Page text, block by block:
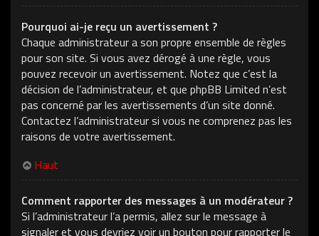
Pourquoi ai-je reçu un avertissement ?
Chaque administrateur a son propre ensemble de règles
pour son site. Si vous avez dérogé à une règle, vous
pouvez recevoir un avertissement. Notez que c’est la
décision de l’administrateur, et que phpBB Limited n’est
pas concerné par les avertissements d’un site donné.
Contactez l’administrateur si vous ne comprenez pas les
raisons de votre avertissement.
Haut
Comment rapporter des messages à un modérateur ?
Si l’administrateur l’a permis, allez sur le message à
signaler et vous devriez voir un bouton pour rapporter le